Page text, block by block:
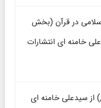
در قرآن (بخش
خامنه ای انتشارات
سیدعلی خامنه ای